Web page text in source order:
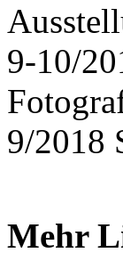
9-10/
9/2018
Mehr